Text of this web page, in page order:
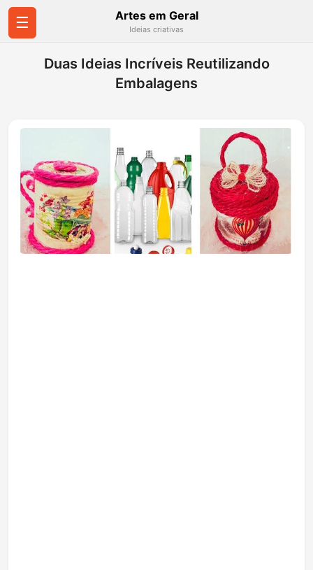
☰ Artes em Geral
Ideias criativas
Duas Ideias Incríveis Reutilizando
Embalagens